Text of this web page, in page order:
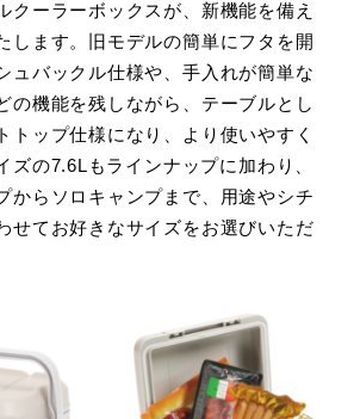
クーラーボックスが、新機能を備え
します。旧モデルの簡単にフタを開
ュバックル仕様や、手入れが簡単な
の機能を残しながら、テーブルとし
トップ仕様になり、より使いやすく
ズの7.6Lもラインナップに加わり、
からソロキャンプまで、用途やシチ
せてお好きなサイズをお選びいただ